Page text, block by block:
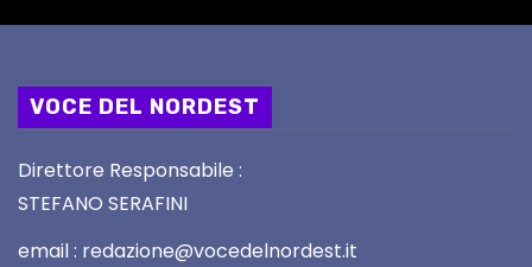
VOCE DEL NORDEST
Direttore Responsabile :
STEFANO SERAFINI
email : redazione@vocedelnordest.it